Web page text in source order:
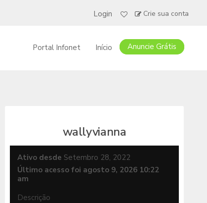
Login Crie sua conta
Anuncie Grátis
Portal Infonet Início
wallyvianna
Ativo desde Setembro 28, 2022
Último acesso foi agosto 9, 2026 10:22
am
Descrição